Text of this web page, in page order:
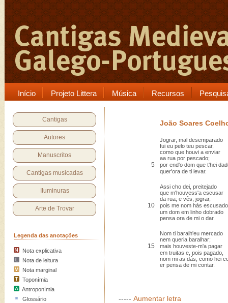
Início Projeto Littera Música Recursos
Cantigas
Autores
Manuscritos
Cantigas musicadas
Iluminuras
Arte de Trovar
Legenda das anotações
Nota explicativa
Nota de leitura
Nota marginal
Toponímia
Antroponímia
Glossário
João Soares
Jograr, mal desemparado
fui eu pelo teu pescar,
como que houvi a enviar
aa rua por pescado;
5
por end'o dom que t'hei
quer'ora de ti levar.
Assi cho dei, preitejado
que m'houvess'a escusar
da rua; e vês, jograr,
10
pois me nom hás
um dom em linho dobrado
pensa ora de mi o dar.
Nom ti baralh'eu mercado
nem queria baralhar;
15
mais houveste-m'a pagar
em truitas e, pois pagado,
nom mi as dás, como hei
er pensa de mi contar.
----- Aumentar letra